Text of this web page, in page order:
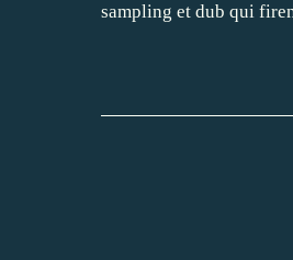
sampling et dub qui